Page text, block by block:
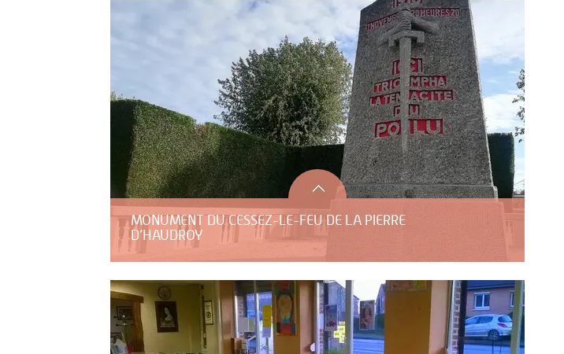
MONUMENT DU CESSEZ-LE-FEU DE LA PIERRE
D’HAUDROY